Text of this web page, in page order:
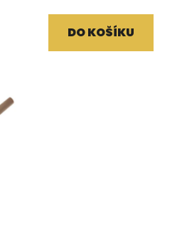
DO KOŠÍKU